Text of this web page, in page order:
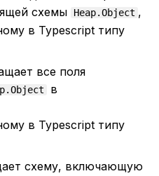
схемы
Heap.Object ,
в Typescript типу
все поля
в
в Typescript типу
схему, включающую